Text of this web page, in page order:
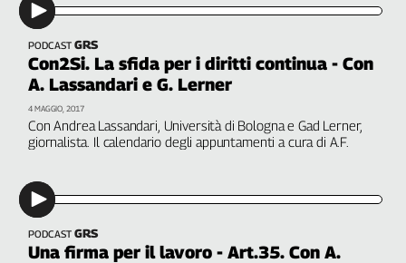
Flai
Flc
Fp
Nidil
Slc
Spi
Caaf
Speciali
G8
PODCAST GRS
Con2Si. La sfida per i diritti continua - Con
A. Lassandari e G. Lerner
Con Andrea Lassandari, Università di Bologna e Gad Lerner,
giornalista. Il calendario degli appuntamenti a cura di A.F.
4 MAGGIO, 2017
PODCAST GRS
Una firma per il lavoro - Art.35. Con A.